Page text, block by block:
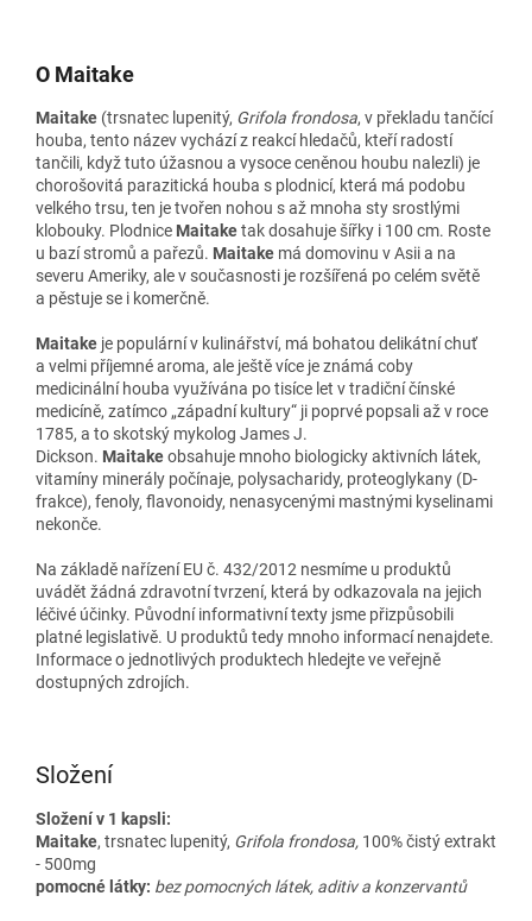
O Maitake
Maitake (trsnatec lupenitý, Grifola frondosa, v překladu tančící
houba, tento název vychází z reakcí hledačů, kteří radostí
tančili, když tuto úžasnou a vysoce ceněnou houbu nalezli) je
chorošovitá parazitická houba s plodnicí, která má podobu
velkého trsu, ten je tvořen nohou s až mnoha sty srostlými
klobouky. Plodnice Maitaketak dosahuje šířky i 100 cm. Roste
u bazí stromů a pařezů. Maitake má domovinu v Asii a na
severu Ameriky, ale v současnosti je rozšířená po celém světě
a pěstuje se i komerčně.
Maitake je populární v kulinářství, má bohatou delikátní chuť
a velmi příjemné aroma, ale ještě více je známá coby
medicinální houba využívána po tisíce let v tradiční čínské
medicíně, zatímco „západní kultury“ ji poprvé popsali až v roce
1785, a to skotský mykolog James J.
Dickson. Maitakeobsahuje mnoho biologicky aktivních látek,
vitamíny minerály počínaje, polysacharidy, proteoglykany (D-
frakce), fenoly, flavonoidy, nenasycenými mastnými kyselinami
nekonče.
Na základě nařízení EU č. 432/2012 nesmíme u produktů
uvádět žádná zdravotní tvrzení, která by odkazovala na jejich
léčivé účinky. Původní informativní texty jsme přizpůsobili
platné legislativě. U produktů tedy mnoho informací nenajdete.
Informace o jednotlivých produktech hledejte ve veřejně
dostupných zdrojích.
Složení
Složení v 1 kapsli:
Maitake, trsnatec lupenitý, Grifola frondosa, 100% čistý extrakt
- 500mg
pomocné látky: bez pomocných látek, aditiv a konzervantů